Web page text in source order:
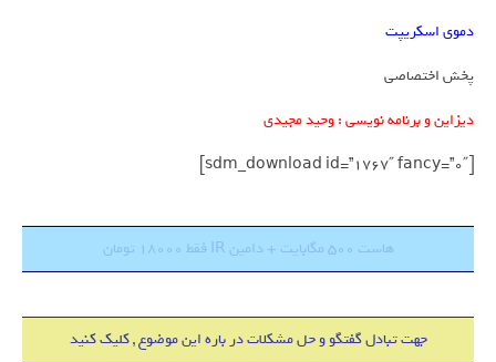
دموی اسکریپت
پخش اختصاصی
دیزاین و برنامه نویسی : وحید مجیدی
هاست 500 مگابایت + دامین IR فقط 18000 تومان
جهت تبادل گفتگو و حل مشکلات در باره این موضوع , کلیک کنید